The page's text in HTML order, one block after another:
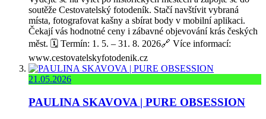
soutěže Cestovatelský fotodeník. Stačí navštívit vybraná
místa, fotografovat kašny a sbírat body v mobilní aplikaci.
Čekají vás hodnotné ceny i zábavné objevování krás českých
měst. 🗓️ Termín: 1. 5. – 31. 8. 2026🔗 Více informací:
www.cestovatelskyfotodenik.cz
21.05.2026
PAULINA SKAVOVA | PURE OBSESSION